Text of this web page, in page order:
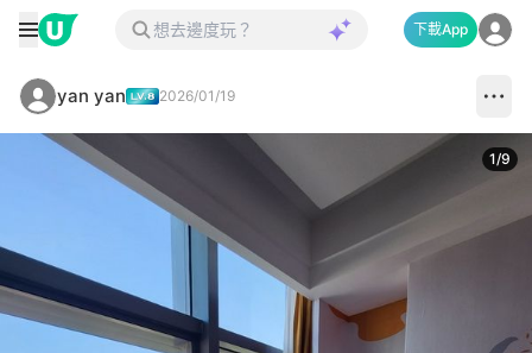
下載App
yan yan 2026/01/19
1/9